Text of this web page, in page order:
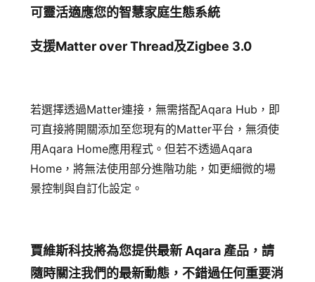
可靈活適應您的智慧家庭生態系統
支援Matter over Thread及Zigbee 3.0
若選擇透過Matter連接，無需搭配Aqara Hub，即
可直接將開關添加至您現有的Matter平台，無須使
用Aqara Home應用程式。但若不透過Aqara
Home，將無法使用部分進階功能，如更細微的場
景控制與自訂化設定。
賈維斯科技將為您提供最新 Aqara 產品，請
隨時關注我們的最新動態，不錯過任何重要消